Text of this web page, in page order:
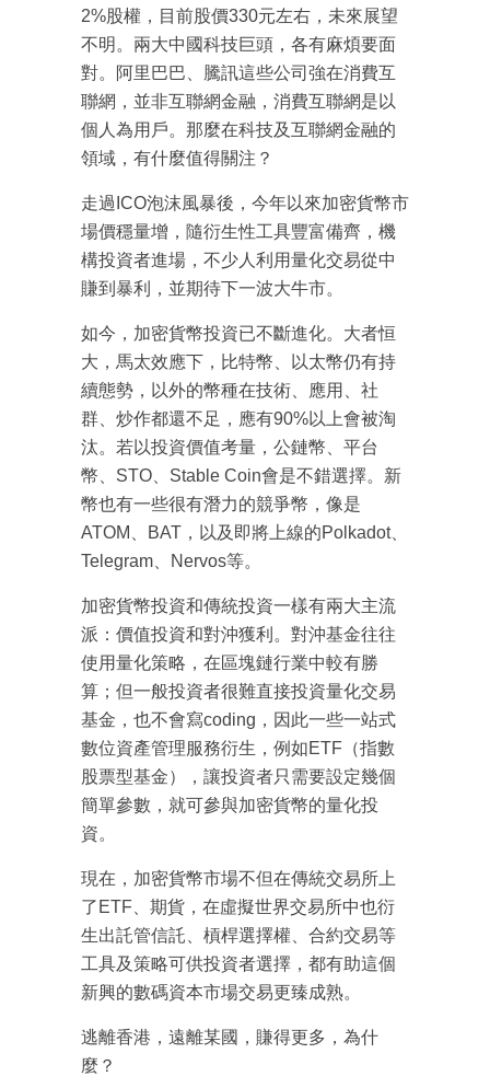
2%股權，目前股價330元左右，未來展望
不明。兩大中國科技巨頭，各有麻煩要面
對。阿里巴巴、騰訊這些公司強在消費互
聯網，並非互聯網金融，消費互聯網是以
個人為用戶。那麼在科技及互聯網金融的
領域，有什麼值得關注？
走過ICO泡沫風暴後，今年以來加密貨幣市
場價穩量增，隨衍生性工具豐富備齊，機
構投資者進場，不少人利用量化交易從中
賺到暴利，並期待下一波大牛市。
如今，加密貨幣投資已不斷進化。大者恒
大，馬太效應下，比特幣、以太幣仍有持
續態勢，以外的幣種在技術、應用、社
群、炒作都還不足，應有90%以上會被淘
汰。若以投資價值考量，公鏈幣、平台
幣、STO、Stable Coin會是不錯選擇。新
幣也有一些很有潛力的競爭幣，像是
ATOM、BAT，以及即將上線的Polkadot、
Telegram、Nervos等。
加密貨幣投資和傳統投資一樣有兩大主流
派：價值投資和對沖獲利。對沖基金往往
使用量化策略，在區塊鏈行業中較有勝
算；但一般投資者很難直接投資量化交易
基金，也不會寫coding，因此一些一站式
數位資產管理服務衍生，例如ETF（指數
股票型基金），讓投資者只需要設定幾個
簡單參數，就可參與加密貨幣的量化投
資。
現在，加密貨幣市場不但在傳統交易所上
了ETF、期貨，在虛擬世界交易所中也衍
生出託管信託、槓桿選擇權、合約交易等
工具及策略可供投資者選擇，都有助這個
新興的數碼資本市場交易更臻成熟。
逃離香港，遠離某國，賺得更多，為什
麼？
最新資訊（附創業懶人包）
箱！